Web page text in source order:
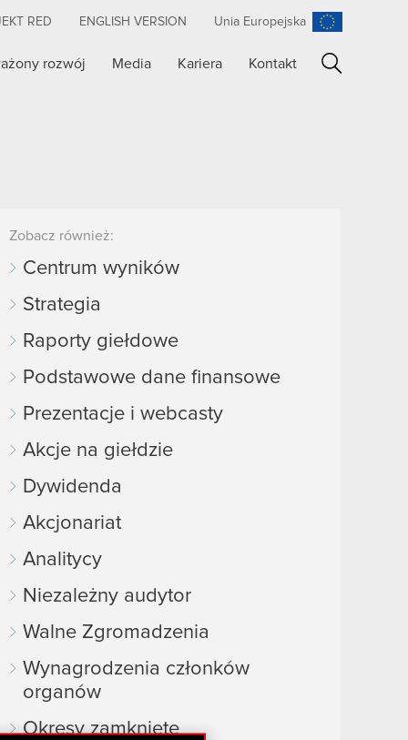
RED ENGLISH VERSION Unia Europejska
rozwój Media Kariera Kontakt
Zobacz również:
Centrum wyników
Strategia
Raporty giełdowe
Podstawowe dane finansowe
Prezentacje i webcasty
Akcje na giełdzie
Dywidenda
Akcjonariat
Analitycy
Niezależny audytor
Walne Zgromadzenia
Wynagrodzenia członków
organów
Okresy zamknięte